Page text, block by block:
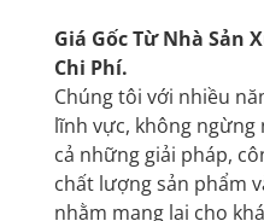
Giá Gốc Từ Nhà Sản
Chi Phí.
Chúng tôi với nhiều
lĩnh vực, không
cả những giải pháp,
chất lượng sản phẩm
nhằm mang lại cho